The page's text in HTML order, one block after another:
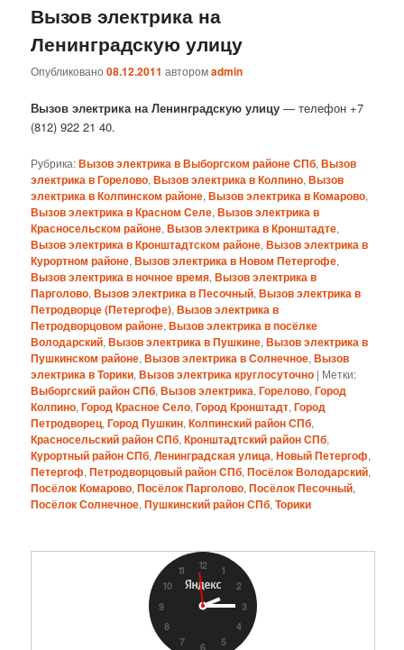
Вызов электрика на
Ленинградскую улицу
Опубликовано08.12.2011 авторомadmin
Вызов электрика на Ленинградскую улицу — телефон +7
(812) 922 21 40.
Рубрика:Вызов электрика в Выборгском районе СПб,Вызов
электрика в Горелово,Вызов электрика в Колпино,Вызов
электрика в Колпинском районе,Вызов электрика в Комарово,
Вызов электрика в Красном Селе,Вызов электрика в
Красносельском районе,Вызов электрика в Кронштадте,
Вызов электрика в Кронштадтском районе,Вызов электрика в
Курортном районе,Вызов электрика в Новом Петергофе,
Вызов электрика в ночное время,Вызов электрика в
Парголово,Вызов электрика в Песочный,Вызов электрика в
Петродворце (Петергофе),Вызов электрика в
Петродворцовом районе,Вызов электрика в посёлке
Володарский,Вызов электрика в Пушкине,Вызов электрика в
Пушкинском районе,Вызов электрика в Солнечное,Вызов
электрика в Торики,Вызов электрика круглосуточно | Метки:
Выборгский район СПб,Вызов электрика,Горелово,Город
Колпино,Город Красное Село,Город Кронштадт,Город
Петродворец,Город Пушкин,Колпинский район СПб,
Красносельский район СПб,Кронштадтский район СПб,
Курортный район СПб,Ленинградская улица,Новый Петергоф,
Петергоф,Петродворцовый район СПб,Посёлок Володарский,
Посёлок Комарово,Посёлок Парголово,Посёлок Песочный,
Посёлок Солнечное,Пушкинский район СПб,Торики